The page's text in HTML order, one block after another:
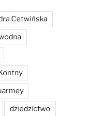
Cetwińska
dziedzictwo